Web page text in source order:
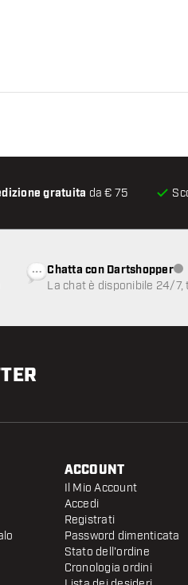
gratuita da € 75
Chatta con Dartshopper
La chat è disponibile 24/7,
ACCOUNT
Il Mio Account
Accedi
Registrati
Password dimenticata
Stato dell'ordine
Cronologia ordini